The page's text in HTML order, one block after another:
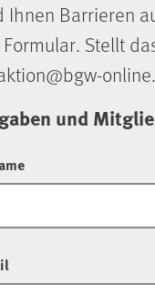
Ihnen Barrieren
Stellt
und